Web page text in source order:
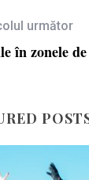
următor
în zonele